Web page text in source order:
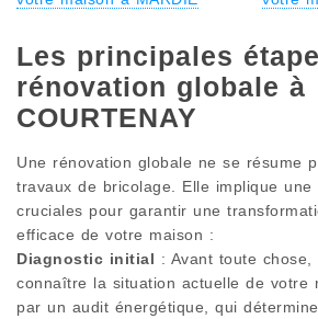
Les principales
rénovation globale à
COURTENAY
Une rénovation globale ne se résume
travaux de bricolage. Elle implique une
cruciales pour garantir une
efficace de votre maison :
Diagnostic initial : Avant toute
connaître la situation actuelle de votre
par un audit énergétique, qui